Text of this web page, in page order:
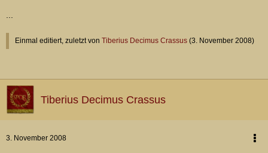
Einmal editiert, zuletzt von Tiberius Decimus Crassus (3. November 2008)
Tiberius Decimus Crassus
3. November 2008